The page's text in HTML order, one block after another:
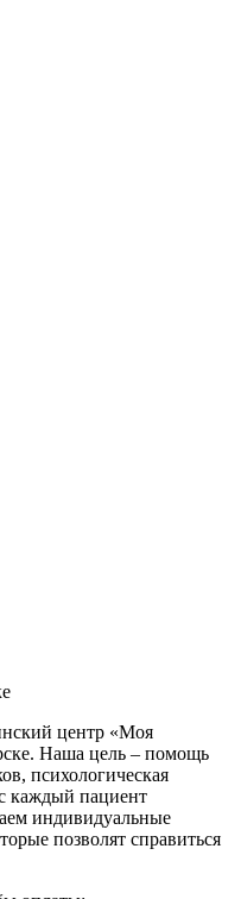
центр «Моя
Наша цель – помощь
психологическая
каждый пациент
индивидуальные
позволят справиться